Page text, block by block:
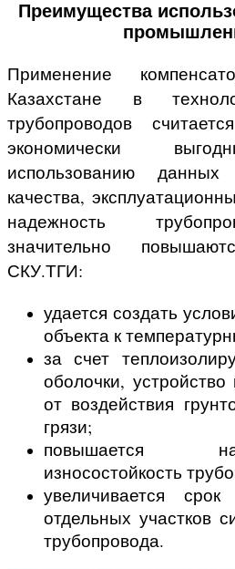
Преимущества
Применение
Казахстане в
трубопроводов
экономически
использованию
качества,
надежность
значительно
СКУ.ТГИ:
удается создать
объекта к
за счет
оболочки,
от воздействия
грязи;
повышается
износостойкость
увеличивается
отдельных участков
трубопровода.